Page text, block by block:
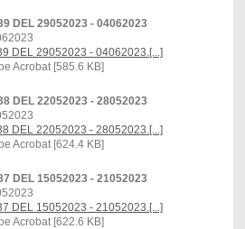
DEL 29052023 - 04062023
DEL 29052023 - 04062023.[...]
Acrobat [585.6 KB]
DEL 22052023 - 28052023
DEL 22052023 - 28052023.[...]
Acrobat [624.4 KB]
DEL 15052023 - 21052023
DEL 15052023 - 21052023.[...]
Acrobat [622.6 KB]